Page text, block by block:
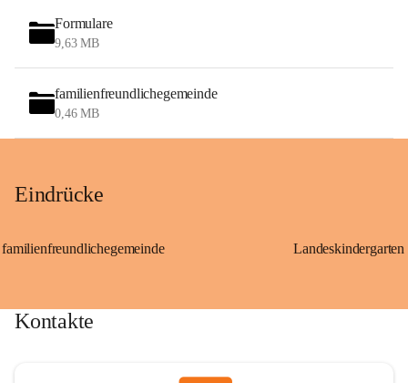
Formulare
9,63 MB
familienfreundlichegemeinde
0,46 MB
Eindrücke
familienfreundlichegemeinde
Kontakte